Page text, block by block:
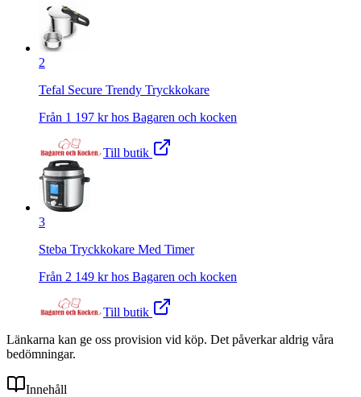
2
Tefal Secure Trendy Tryckkokare
Från 1 197 kr hos Bagaren och kocken
Till butik
3
Steba Tryckkokare Med Timer
Från 2 149 kr hos Bagaren och kocken
Till butik
Länkarna kan ge oss provision vid köp. Det påverkar aldrig våra
bedömningar.
Innehåll